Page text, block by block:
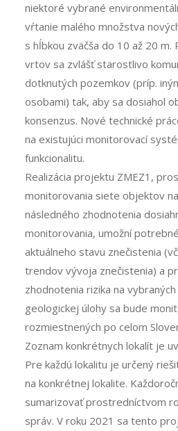
niektoré vybrané
vŕtanie malého množstva
s hĺbkou zväčša do 10 až 20 m.
vrtov sa zvlášť starostlivo
dotknutých pozemkov (príp.
osobami) tak, aby sa dosiahol
konsenzus. Nové technické
na existujúci monitorovací
funkcionalitu.
Realizácia projektu ZMEZ1,
monitorovania siete objektov
následného zhodnotenia
monitorovania, umožní
aktuálneho stavu znečistenia
trendov vývoja znečistenia) a
zhodnotenia rizika na vybraných
geologickej úlohy sa bude
rozmiestnených po celom
Zoznam konkrétnych lokalít je
Pre každú lokalitu je určený
na konkrétnej lokalite.
sumarizovať prostredníctvom
správ. V roku 2021 sa tento